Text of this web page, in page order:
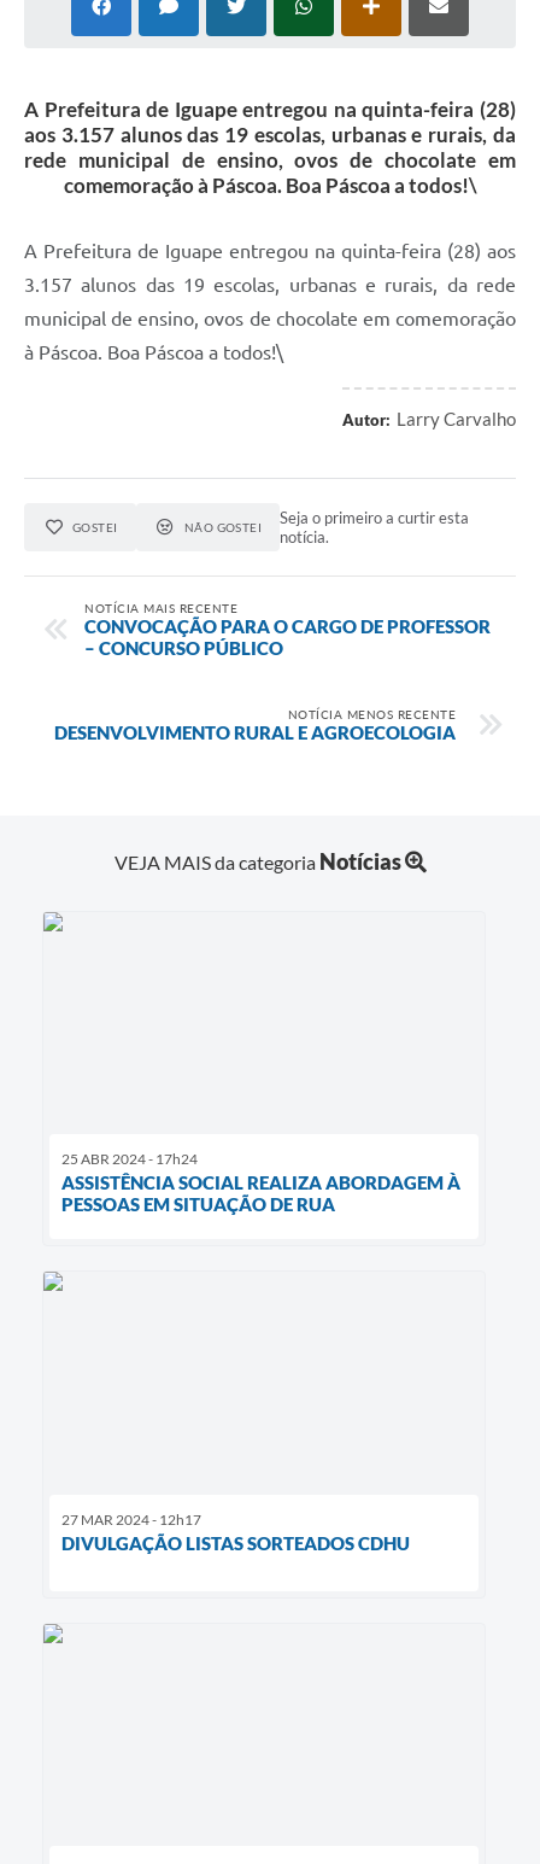
A Prefeitura de Iguape entregou na quinta-feira (28)
aos 3.157 alunos das 19 escolas, urbanas e rurais, da
rede municipal de ensino, ovos de chocolate em
comemoração à Páscoa. Boa Páscoa a todos!\
A Prefeitura de Iguape entregou na quinta-feira (28) aos
3.157 alunos das 19 escolas, urbanas e rurais, da rede
municipal de ensino, ovos de chocolate em comemoração
à Páscoa. Boa Páscoa a todos!\
Autor: Larry Carvalho
GOSTEI NÃO GOSTEI
Seja o primeiro a curtir esta
notícia.
NOTÍCIA MAIS RECENTE
CONVOCAÇÃO PARA O CARGO DE PROFESSOR
– CONCURSO PÚBLICO
NOTÍCIA MENOS RECENTE
DESENVOLVIMENTO RURAL E AGROECOLOGIA
VEJA MAIS da categoria Notícias
25 ABR 2024 - 17h24
ASSISTÊNCIA SOCIAL REALIZA ABORDAGEM À
PESSOAS EM SITUAÇÃO DE RUA
27 MAR 2024 - 12h17
DIVULGAÇÃO LISTAS SORTEADOS CDHU